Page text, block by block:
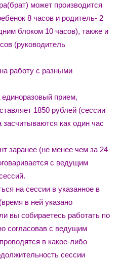
может производится
8 часов и родитель- 2
блоком 10 часов), также и
(руководитель
работу с разными
прием,
1850 рублей (сессии
как один час
заранее (не менее чем за 24
с ведущим
на сессии в указанное в
в ней указано
вы собираетесь работать по
согласовав с ведущим
в какое-либо
сессии